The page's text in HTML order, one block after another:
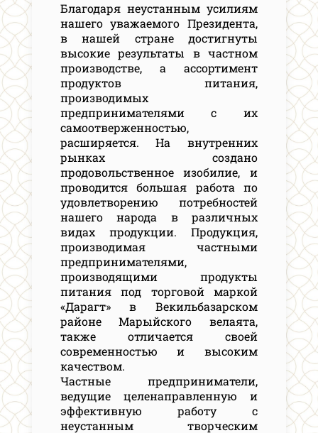
Благодаря неустанным усилиям
нашего уважаемого Президента,
в нашей стране достигнуты
высокие результаты в частном
производстве, а ассортимент
продуктов питания,
производимых
предпринимателями с их
самоотверженностью,
расширяется. На внутренних
рынках создано
продовольственное изобилие, и
проводится большая работа по
удовлетворению потребностей
нашего народа в различных
видах продукции. Продукция,
производимая частными
предпринимателями,
производящими продукты
питания под торговой маркой
«Дарагт» в Векильбазарском
районе Марыйского велаята,
также отличается своей
современностью и высоким
качеством.
Частные предприниматели,
ведущие целенаправленную и
эффективную работу с
неустанным творческим